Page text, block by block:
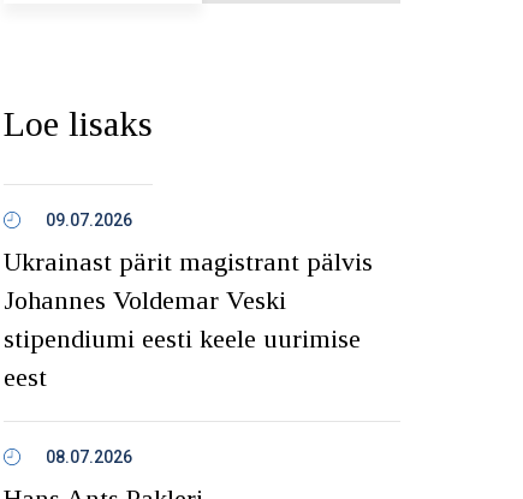
Loe lisaks
09.07.2026
Ukrainast pärit magistrant pälvis
Johannes Voldemar Veski
stipendiumi eesti keele uurimise
eest
08.07.2026